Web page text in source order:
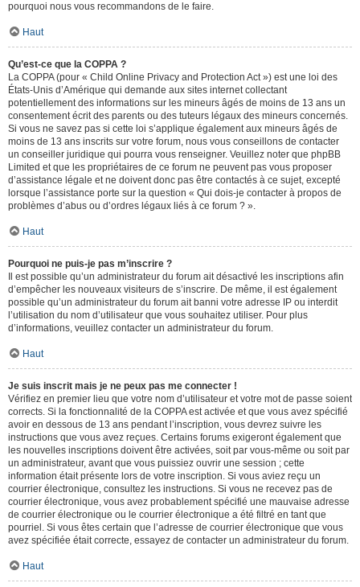
pourquoi nous vous recommandons de le faire.
Haut
Qu’est-ce que la COPPA ?
La COPPA (pour « Child Online Privacy and Protection Act ») est une loi des
États-Unis d’Amérique qui demande aux sites internet collectant
potentiellement des informations sur les mineurs âgés de moins de 13 ans un
consentement écrit des parents ou des tuteurs légaux des mineurs concernés.
Si vous ne savez pas si cette loi s’applique également aux mineurs âgés de
moins de 13 ans inscrits sur votre forum, nous vous conseillons de contacter
un conseiller juridique qui pourra vous renseigner. Veuillez noter que phpBB
Limited et que les propriétaires de ce forum ne peuvent pas vous proposer
d’assistance légale et ne doivent donc pas être contactés à ce sujet, excepté
lorsque l’assistance porte sur la question « Qui dois-je contacter à propos de
problèmes d’abus ou d’ordres légaux liés à ce forum ? ».
Haut
Pourquoi ne puis-je pas m’inscrire ?
Il est possible qu’un administrateur du forum ait désactivé les inscriptions afin
d’empêcher les nouveaux visiteurs de s’inscrire. De même, il est également
possible qu’un administrateur du forum ait banni votre adresse IP ou interdit
l’utilisation du nom d’utilisateur que vous souhaitez utiliser. Pour plus
d’informations, veuillez contacter un administrateur du forum.
Haut
Je suis inscrit mais je ne peux pas me connecter !
Vérifiez en premier lieu que votre nom d’utilisateur et votre mot de passe soient
corrects. Si la fonctionnalité de la COPPA est activée et que vous avez spécifié
avoir en dessous de 13 ans pendant l’inscription, vous devrez suivre les
instructions que vous avez reçues. Certains forums exigeront également que
les nouvelles inscriptions doivent être activées, soit par vous-même ou soit par
un administrateur, avant que vous puissiez ouvrir une session ; cette
information était présente lors de votre inscription. Si vous aviez reçu un
courrier électronique, consultez les instructions. Si vous ne recevez pas de
courrier électronique, vous avez probablement spécifié une mauvaise adresse
de courrier électronique ou le courrier électronique a été filtré en tant que
pourriel. Si vous êtes certain que l’adresse de courrier électronique que vous
avez spécifiée était correcte, essayez de contacter un administrateur du forum.
Haut